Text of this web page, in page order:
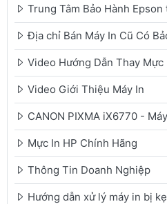
Trung Tâm Bảo Hành Epson
Địa chỉ Bán Máy In Cũ Có
Video Hướng Dẫn Thay Mực
Video Giới Thiệu Máy In
CANON PIXMA iX6770 -
Mực In HP Chính Hãng
Thông Tin Doanh Nghiệp
Hướng dẫn xử lý máy in bị